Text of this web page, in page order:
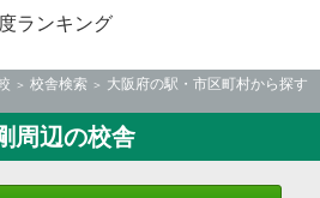
ランキング
校舎検索
大阪府の駅・市区町村から探す
周辺の校舎